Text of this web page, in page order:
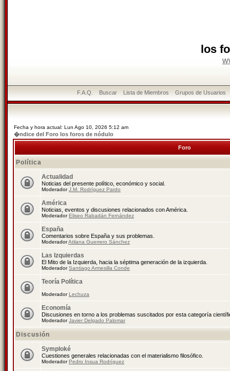
los
F.A.Q. Buscar Lista de Miembros Grupos de Usuarios
Fecha y hora actual: Lun Ago 10, 2026 5:12 am
�ndice del Foro los foros de nódulo
Foro
Política
Actualidad
Noticias del presente político, económico y social.
ModeradorJ.M. Rodríguez Pardo
América
Noticias, eventos y discusiones relacionados con América.
ModeradorEliseo Rabadán Fernández
España
Comentarios sobre España y sus problemas.
ModeradorAtilana Guerrero Sánchez
Las Izquierdas
El Mito de la Izquierda, hacia la séptima generación de la izquierda.
ModeradorSantiago Armesilla Conde
Teoría Política
ModeradorLechuza
Economía
Discusiones en torno a los problemas suscitados por esta categoría
ModeradorJavier Delgado Palomar
Discusión
Symploké
Cuestiones generales relacionadas con el materialismo filosófico.
ModeradorPedro Insua Rodríguez